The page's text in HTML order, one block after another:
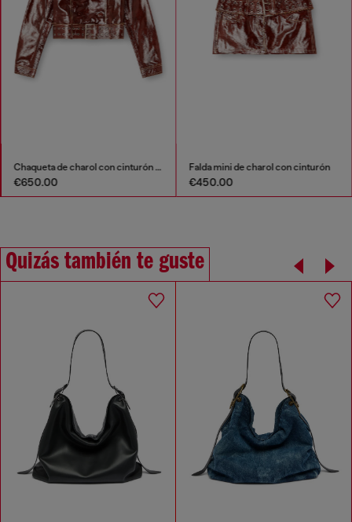
Chaqueta de charol con cinturón ancho
€650.00
Falda mini de charol con cinturón
€450.00
Quizás también te guste